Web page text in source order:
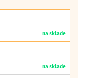
na sklade
na sklade